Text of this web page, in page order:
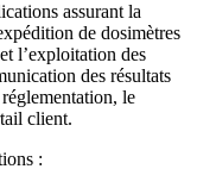
assurant la
de dosimètres
l’exploitation des
des résultats
le
client.
: